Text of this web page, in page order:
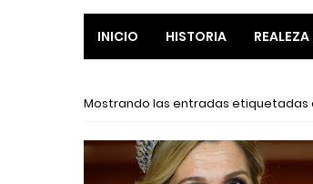
INICIO HISTORIA REALEZA
Mostrando las entradas etiquetadas